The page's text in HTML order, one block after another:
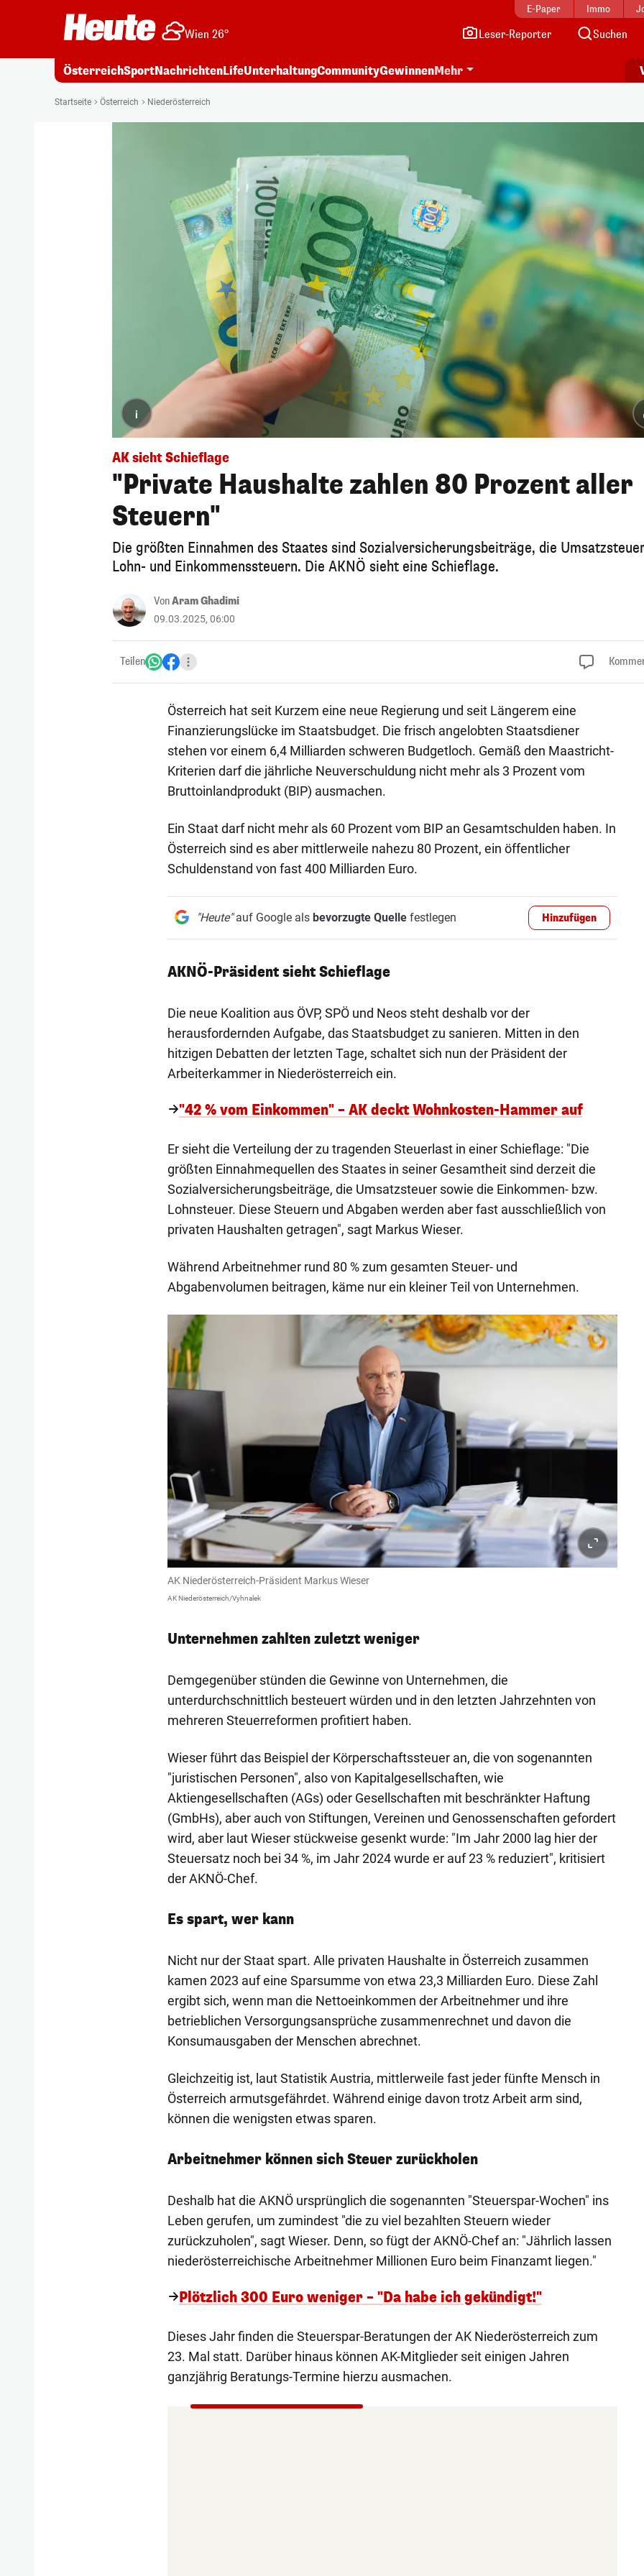
E-Paper Immo
Wien 26° Leser-Reporter Suchen
ÖsterreichSportNachrichtenLifeUnterhaltungCommunityGewinnenMehr
Startseite Österreich Niederösterreich
i
AK sieht Schieflage
"Private Haushalte zahlen 80 Prozent aller
Steuern"
Die größten Einnahmen des Staates sind Sozialversicherungsbeiträge, die
Lohn- und Einkommenssteuern. Die AKNÖ sieht eine Schieflage.
VonAram Ghadimi
09.03.2025, 06:00
Teilen
Österreich hat seit Kurzem eine neue Regierung und seit Längerem eine
Finanzierungslücke im Staatsbudget. Die frisch angelobten Staatsdiener
stehen vor einem 6,4 Milliarden schweren Budgetloch. Gemäß den Maastricht-
Kriterien darf die jährliche Neuverschuldung nicht mehr als 3 Prozent vom
Bruttoinlandprodukt (BIP) ausmachen.
Ein Staat darf nicht mehr als 60 Prozent vom BIP an Gesamtschulden haben. In
Österreich sind es aber mittlerweile nahezu 80 Prozent, ein öffentlicher
Schuldenstand von fast 400 Milliarden Euro.
"Heute"auf Google als bevorzugte Quellefestlegen Hinzufügen
AKNÖ-Präsident sieht Schieflage
Die neue Koalition aus ÖVP, SPÖ und Neos steht deshalb vor der
herausfordernden Aufgabe, das Staatsbudget zu sanieren. Mitten in den
hitzigen Debatten der letzten Tage, schaltet sich nun der Präsident der
Arbeiterkammer in Niederösterreich ein.
"42 % vom Einkommen" – AK deckt Wohnkosten-Hammer auf
Er sieht die Verteilung der zu tragenden Steuerlast in einer Schieflage: "Die
größten Einnahmequellen des Staates in seiner Gesamtheit sind derzeit die
Sozialversicherungsbeiträge, die Umsatzsteuer sowie die Einkommen- bzw.
Lohnsteuer. Diese Steuern und Abgaben werden aber fast ausschließlich von
privaten Haushalten getragen", sagt Markus Wieser.
Während Arbeitnehmer rund 80 % zum gesamten Steuer- und
Abgabenvolumen beitragen, käme nur ein kleiner Teil von Unternehmen.
AK Niederösterreich-Präsident Markus Wieser
AK Niederösterreich/Vyhnalek
Unternehmen zahlten zuletzt weniger
Demgegenüber stünden die Gewinne von Unternehmen, die
unterdurchschnittlich besteuert würden und in den letzten Jahrzehnten von
mehreren Steuerreformen profitiert haben.
Wieser führt das Beispiel der Körperschaftssteuer an, die von sogenannten
"juristischen Personen", also von Kapitalgesellschaften, wie
Aktiengesellschaften (AGs) oder Gesellschaften mit beschränkter Haftung
(GmbHs), aber auch von Stiftungen, Vereinen und Genossenschaften gefordert
wird, aber laut Wieser stückweise gesenkt wurde: "Im Jahr 2000 lag hier der
Steuersatz noch bei 34 %, im Jahr 2024 wurde er auf 23 % reduziert", kritisiert
der AKNÖ-Chef.
Es spart, wer kann
Nicht nur der Staat spart. Alle privaten Haushalte in Österreich zusammen
kamen 2023 auf eine Sparsumme von etwa 23,3 Milliarden Euro. Diese Zahl
ergibt sich, wenn man die Nettoeinkommen der Arbeitnehmer und ihre
betrieblichen Versorgungsansprüche zusammenrechnet und davon die
Konsumausgaben der Menschen abrechnet.
Gleichzeitig ist, laut Statistik Austria, mittlerweile fast jeder fünfte Mensch in
Österreich armutsgefährdet. Während einige davon trotz Arbeit arm sind,
können die wenigsten etwas sparen.
Arbeitnehmer können sich Steuer zurückholen
Deshalb hat die AKNÖ ursprünglich die sogenannten "Steuerspar-Wochen" ins
Leben gerufen, um zumindest "die zu viel bezahlten Steuern wieder
zurückzuholen", sagt Wieser. Denn, so fügt der AKNÖ-Chef an: "Jährlich lassen
niederösterreichische Arbeitnehmer Millionen Euro beim Finanzamt liegen."
Plötzlich 300 Euro weniger – "Da habe ich gekündigt!"
Dieses Jahr finden die Steuerspar-Beratungen der AK Niederösterreich zum
23. Mal statt. Darüber hinaus können AK-Mitglieder seit einigen Jahren
ganzjährig Beratungs-Termine hierzu ausmachen.